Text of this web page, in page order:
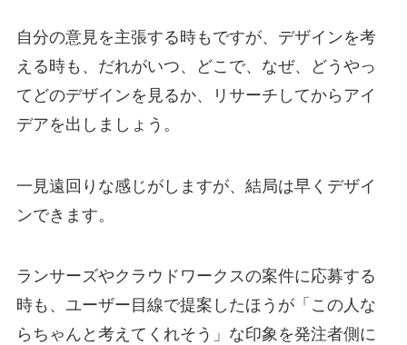
自分の意見を主張する時もですが、デザインを考
える時も、だれがいつ、どこで、なぜ、どうやっ
てどのデザインを見るか、リサーチしてからアイ
デアを出しましょう。
一見遠回りな感じがしますが、結局は早くデザイ
ンできます。
ランサーズやクラウドワークスの案件に応募する
時も、ユーザー目線で提案したほうが「この人な
らちゃんと考えてくれそう」な印象を発注者側に